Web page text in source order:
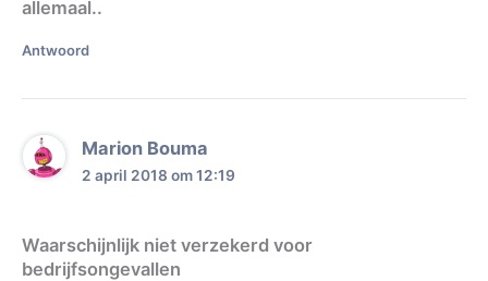
allemaal..
Antwoord
Marion Bouma
2 april 2018 om 12:19
Waarschijnlijk niet verzekerd voor
bedrijfsongevallen